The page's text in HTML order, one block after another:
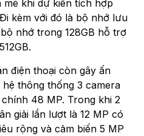
mẽ khi dự kiến tích hợp
kèm với đó là bộ nhớ lưu
nhớ trong 128GB hỗ trợ
điện thoại còn gây ấn
thông thống 3 camera
48 MP. Trong khi 2
giải lần lượt là 12 MP có
rộng và cảm biến 5 MP